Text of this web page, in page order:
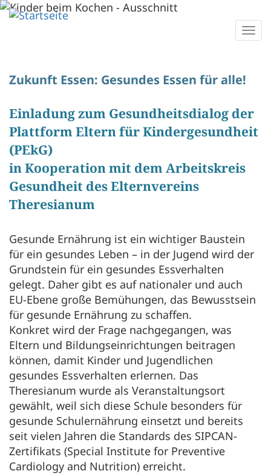
Direkt
zum
Zukunft Essen: Gesundes Essen für alle!
Einladung zum Gesundheitsdialog der
Plattform Eltern für Kindergesundheit
(PEkG)
in Kooperation mit dem Arbeitskreis
Gesundheit des Elternvereins
Theresianum
Gesunde Ernährung ist ein wichtiger Baustein
für ein gesundes Leben – in der Jugend wird der
Grundstein für ein gesundes Essverhalten
gelegt. Daher gibt es auf nationaler und auch
EU-Ebene große Bemühungen, das Bewusstsein
für gesunde Ernährung zu schaffen.
Konkret wird der Frage nachgegangen, was
Eltern und Bildungseinrichtungen beitragen
können, damit Kinder und Jugendlichen
gesundes Essverhalten erlernen. Das
Theresianum wurde als Veranstaltungsort
gewählt, weil sich diese Schule besonders für
gesunde Schulernährung einsetzt und bereits
seit vielen Jahren die Standards des SIPCAN-
Zertifikats (Special Institute for Preventive
Cardiology and Nutrition) erreicht.